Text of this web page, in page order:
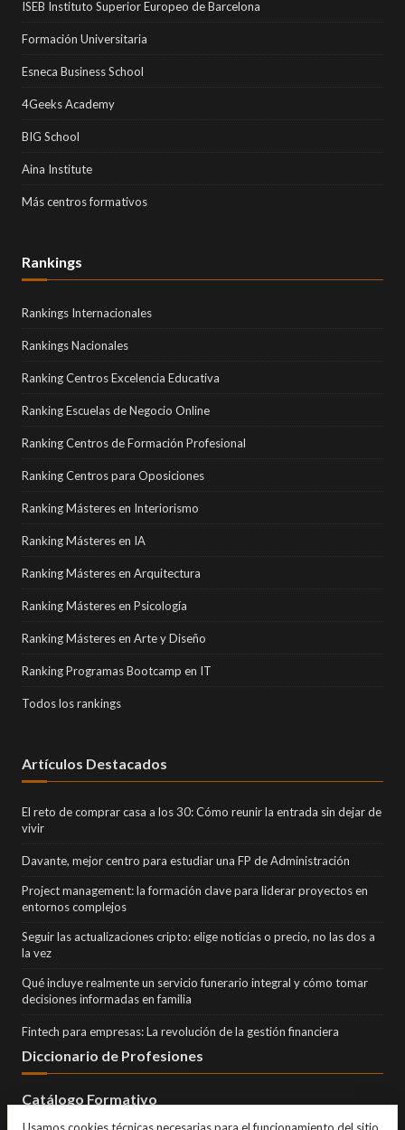
ISEB Instituto Superior Europeo de Barcelona
Formación Universitaria
Esneca Business School
4Geeks Academy
BIG School
Aina Institute
Más centros formativos
Rankings
Rankings Internacionales
Rankings Nacionales
Ranking Centros Excelencia Educativa
Ranking Escuelas de Negocio Online
Ranking Centros de Formación Profesional
Ranking Centros para Oposiciones
Ranking Másteres en Interiorismo
Ranking Másteres en IA
Ranking Másteres en Arquitectura
Ranking Másteres en Psicología
Ranking Másteres en Arte y Diseño
Ranking Programas Bootcamp en IT
Todos los rankings
Artículos Destacados
El reto de comprar casa a los 30: Cómo reunir la entrada sin dejar de
vivir
Davante, mejor centro para estudiar una FP de Administración
Project management: la formación clave para liderar proyectos en
entornos complejos
Seguir las actualizaciones cripto: elige noticias o precio, no las dos a
la vez
Qué incluye realmente un servicio funerario integral y cómo tomar
decisiones informadas en familia
Fintech para empresas: La revolución de la gestión financiera
Diccionario de Profesiones
Catálogo Formativo